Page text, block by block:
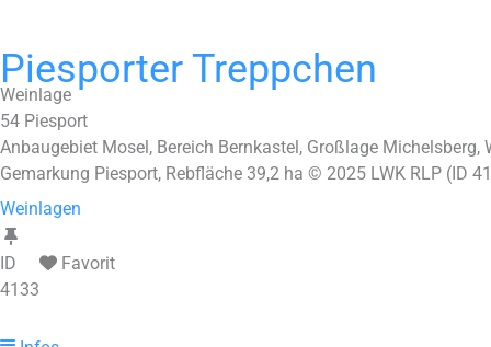
Piesporter Treppchen
Weinlage
54 Piesport
Anbaugebiet Mosel, Bereich Bernkastel, Großlage Michelsberg,
Gemarkung Piesport, Rebfläche 39,2 ha © 2025 LWK RLP (ID
Weinlagen
ID
4133
Favorit